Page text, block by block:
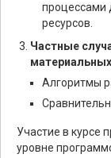
процессами
ресурсов.
Частные
Алгоритмы
Участие в курсе
уровне